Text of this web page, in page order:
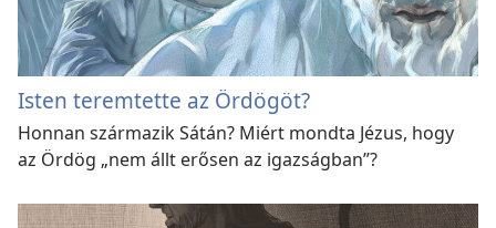
Isten teremtette az Ördögöt?
Honnan származik Sátán? Miért mondta Jézus, hogy
az Ördög „nem állt erősen az igazságban”?